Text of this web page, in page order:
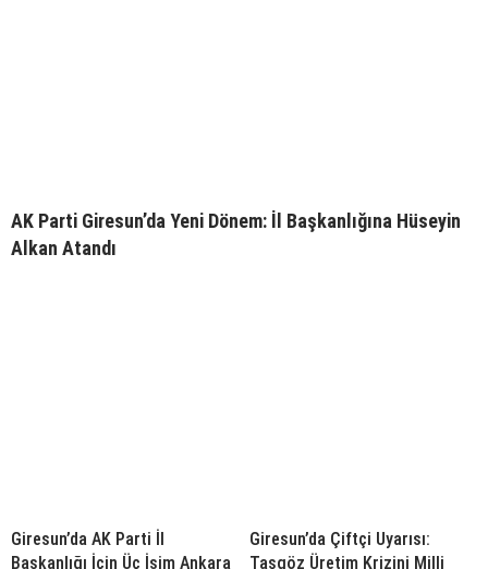
AK Parti Giresun’da Yeni Dönem: İl Başkanlığına Hüseyin
Alkan Atandı
Giresun’da AK Parti İl
Başkanlığı İçin Üç İsim Ankara
Giresun’da Çiftçi Uyarısı:
Taşgöz Üretim Krizini Milli